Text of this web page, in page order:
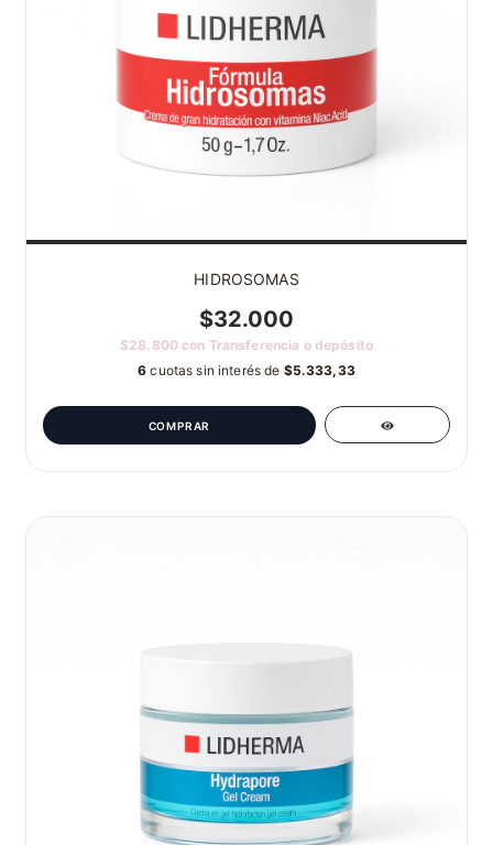
HIDROSOMAS
$32.000
$28.800con Transferencia o depósito
6 cuotas sin interés de $5.333,33